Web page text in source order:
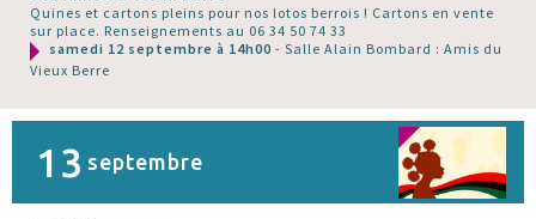
Quines et cartons pleins pour nos lotos berrois ! Cartons en vente
sur place. Renseignements au 06 34 50 74 33
samedi 12 septembre à 14h00 - Salle Alain Bombard : Amis du
Vieux Berre
13 septembre